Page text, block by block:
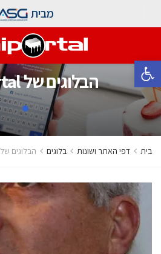
פתח סרגל נגישות
מבית
הבלוגים של Chiportal
בית דפי האתר ושונות בלוגים הבלוגים של Chiportal